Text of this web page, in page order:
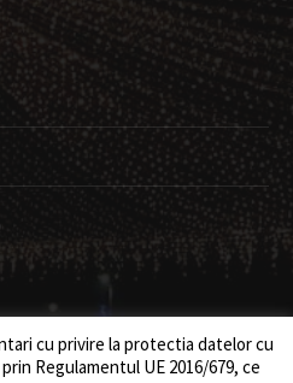
cu privire la protectia datelor cu
Regulamentul UE 2016/679, ce